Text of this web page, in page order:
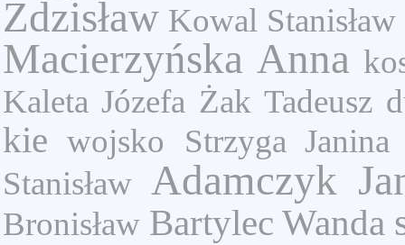
Zdzisław Kowal Stanisław
Macierzyńska Anna
Kaleta Józefa Żak Tadeusz
kie wojsko
Strzyga Janina
Stanisław Adamczyk
Bronisław Bartylec Wanda